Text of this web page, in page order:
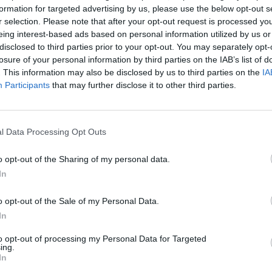
for targeted advertising by us, please use the below opt-out
selection. Please note that after your opt-out request is processed
interest-based ads based on personal information utilized by us
to third parties prior to your opt-out. You may separately
of your personal information by third parties on the IAB’s list of
This information may also be disclosed by us to third parties on the
Participants that may further disclose it to other third parties.
Data Processing Opt Outs
opt-out of the Sharing of my personal data.
opt-out of the Sale of my Personal Data.
opt-out of processing my Personal Data for Targeted
szerkesztőségében járt Orbán Viktor miniszterelnök,
volna választ kapni, hogy miért gyengült a forint a
8 éves kormányzása alatt 32%-kal és miért
válasz így szerepel a lapban: "Sajnos lesz rosszabb
annyit az államadósság az árfolyamok változásában, mint
portfolio.hu hírarchívumához tartozik, melynek olvasása